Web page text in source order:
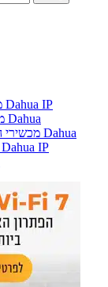
> מצלמות אבטחה Dahua IP
> מצלמות אנלוגיות Dahua
> מכשירי הקלטה אנלוגיים Dahua
> מכשירי הקלטה Dahua IP